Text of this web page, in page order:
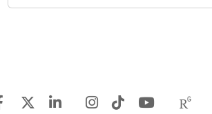
Facebook
Twitter LinkedinInstagram
TiTok Youtube